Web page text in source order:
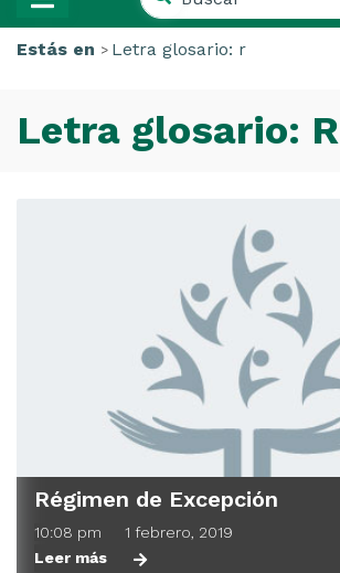
en
el
Buscar
en
Estás en Letra glosario: r
Letra glosario: R
Régimen de Excepción
10:08 pm
1 febrero, 2019
Leer más